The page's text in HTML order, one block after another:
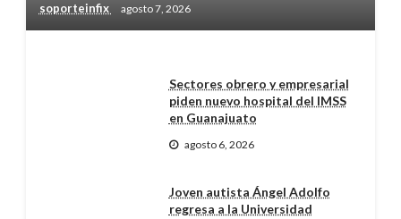
soporteinfix agosto 7, 2026
Sectores obrero y empresarial
piden nuevo hospital del IMSS
en Guanajuato
agosto 6, 2026
Joven autista Ángel Adolfo
regresa a la Universidad